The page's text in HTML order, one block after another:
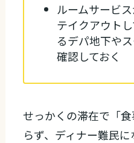
ルームサービス
テイクアウト
るデパ地下や
確認しておく
せっかくの滞在で「
らず、ディナー難民